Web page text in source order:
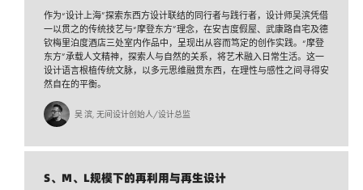
作为“设计上海”探索东西方设计联结的同行者与践行者，设计师吴滨凭借
一以贯之的传统技艺与“摩登东方”理念，在安吉度假屋、武康路自宅及德
钦梅里泊度酒店三处室内作品中，呈现出从容而笃定的创作实践。“摩登
东方”承载人文精神，探索人与自然的关系，将艺术融入日常生活。这一
设计语言根植传统文脉，以多元思维融贯东西，在理性与感性之间寻得安
然自在的平衡。
吴 滨, 无间设计创始人/设计总监
S、M、L规模下的再利用与再生设计